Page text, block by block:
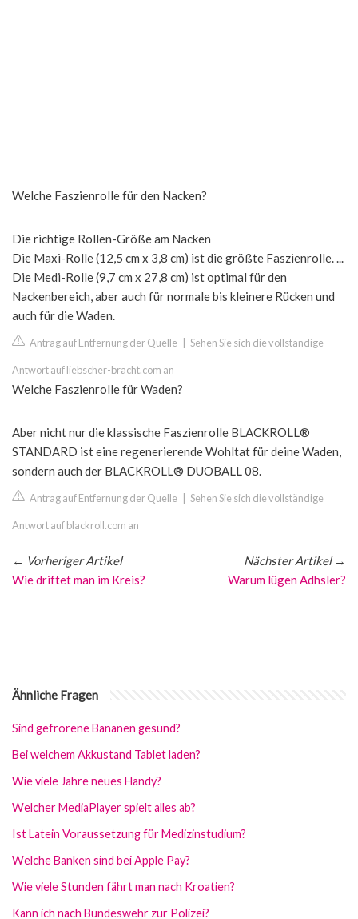
Welche Faszienrolle für den Nacken?
Die richtige Rollen-Größe am Nacken
Die Maxi-Rolle (12,5 cm x 3,8 cm) ist die größte Faszienrolle. ...
Die Medi-Rolle (9,7 cm x 27,8 cm) ist optimal für den
Nackenbereich, aber auch für normale bis kleinere Rücken und
auch für die Waden.
Antrag auf Entfernung der Quelle Sehen Sie sich die vollständige
Antwort auf liebscher-bracht.com an
Welche Faszienrolle für Waden?
Aber nicht nur die klassische Faszienrolle BLACKROLL®
STANDARD ist eine regenerierende Wohltat für deine Waden,
sondern auch der BLACKROLL® DUOBALL 08.
Antrag auf Entfernung der Quelle Sehen Sie sich die vollständige
Antwort auf blackroll.com an
← Vorheriger Artikel
Wie driftet man im Kreis?
Nächster Artikel→
Warum lügen Adhsler?
Ähnliche Fragen
Sind gefrorene Bananen gesund?
Bei welchem Akkustand Tablet laden?
Wie viele Jahre neues Handy?
Welcher MediaPlayer spielt alles ab?
Ist Latein Voraussetzung für Medizinstudium?
Welche Banken sind bei Apple Pay?
Wie viele Stunden fährt man nach Kroatien?
Kann ich nach Bundeswehr zur Polizei?